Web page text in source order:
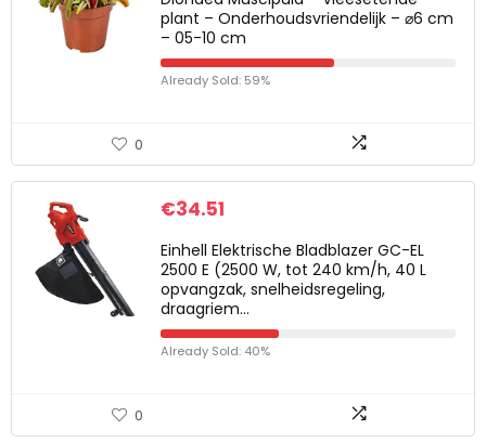
plant – Onderhoudsvriendelijk – ⌀6 cm
– 05-10 cm
Already Sold: 59%
0
€34.51
Einhell Elektrische Bladblazer GC-EL
2500 E (2500 W, tot 240 km/h, 40 L
opvangzak, snelheidsregeling,
draagriem…
Already Sold: 40%
0